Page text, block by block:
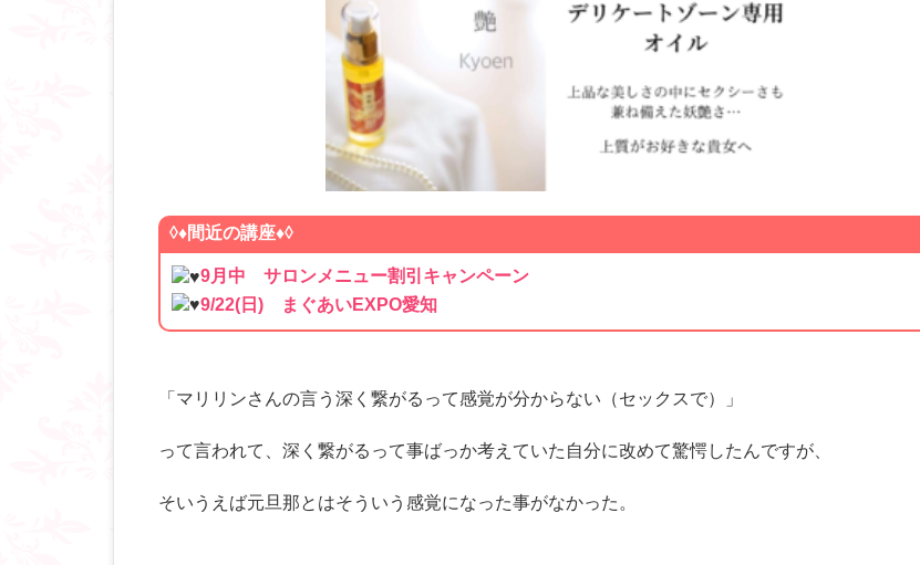
◊♦間近の講座♦◊
9月中 サロンメニュー割引キャンペーン
9/22(日) まぐあいEXPO愛知
「マリリンさんの言う深く繋がるって感覚が分からない（セックスで）」
って言われて、深く繋がるって事ばっか考えていた自分に改めて驚愕したんですが、
そいうえば元旦那とはそういう感覚になった事がなかった。